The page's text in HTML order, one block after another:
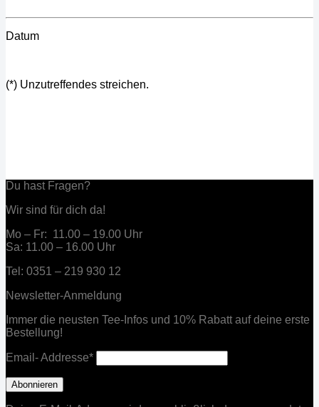
Datum
(*) Unzutreffendes streichen.
Du hast Fragen?
Wir sind für dich da!
Mo – Fr: 11.00 – 19.00 Uhr
Sa: 11.00 – 16.00 Uhr
Tel: 0351 – 219 930 12
Newsletter-Anmeldung
Immer die neusten Tee-Infos und 10% Rabatt auf deine erste
Bestellung!
Email- Addresse*